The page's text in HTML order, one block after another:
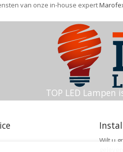
van onze in-house expert
TOP LED
Wilt u